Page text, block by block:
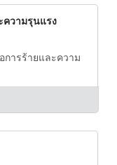
ความรุนแรง
การร้ายและความ